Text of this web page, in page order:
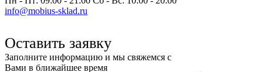
info@mobius-sklad.ru
Оставить заявку
Заполните информацию и мы свяжемся с
Вами в ближайшее время